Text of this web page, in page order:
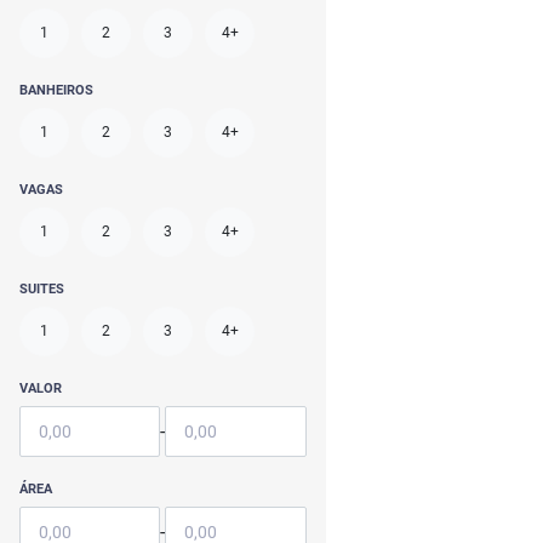
1 2 3 4+
BANHEIROS
1 2 3 4+
VAGAS
1 2 3 4+
SUITES
1 2 3 4+
VALOR
-
ÁREA
-